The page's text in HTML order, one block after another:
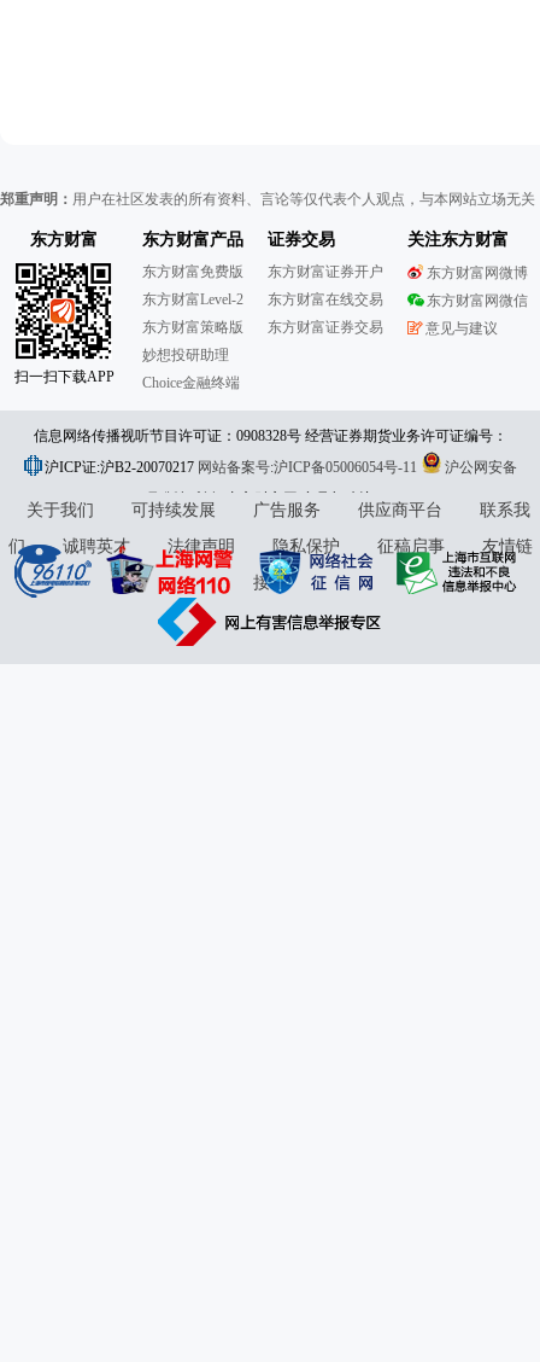
郑重声明： 用户在社区发表的所有资料、言论等仅代表个人观点，与本网站立场无
东方财富
扫一扫下载APP
东方财富产品
东方财富免费版
东方财富Level-2
东方财富策略版
妙想投研助理
Choice金融终端
证券交易
东方财富证券开户
东方财富在线交易
东方财富证券交易
关注东方财富
东方财富网微博
东方财富网微信
意见与建议
信息网络传播视听节目许可证：0908328号 经营证券期货业务许可证编号：
913101046312860336 违法和不良信息举报:021-61278686 举报邮箱：
jubao@eastmoney.com
沪ICP证:沪B2-20070217 网站备案号:沪ICP备05006054号-11
沪公网安备
31010402000120号版权所有:东方财富网意见与建议:4000300059/952500
关于我们 可持续发展 广告服务 供应商平台
联系我
们
诚聘英才 法律声明 隐私保护 征稿启事
友情链
接